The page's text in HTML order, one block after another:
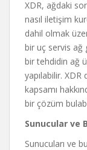
XDR, ağdaki
nasıl iletişim
dahil olmak
bir uç servis ağ
bir tehdidin ağ
yapılabilir. XDR
kapsamı
bir çözüm
Sunucular ve
Sunucuları ve